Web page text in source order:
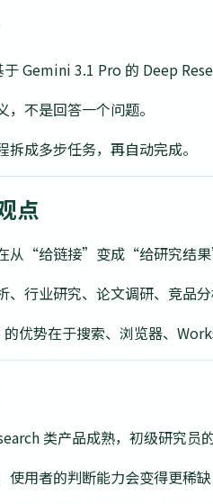
Gemini 3.1 Pro 的 Deep
，不是回答一个问题。
拆成多步任务，再自动完成。
点
从“给链接”变成“给研究结果
、行业研究、论文调研、竞品分
优势在于搜索、浏览器、
类产品成熟，初级研究员
使用者的判断能力会变得更稀